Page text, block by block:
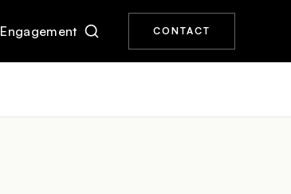
Engagement CONTACT